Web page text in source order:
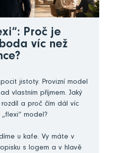
Proč je
víc než
jistoty. Provizní model
vlastním příjmem. Jaký
a proč čím dál víc
model?
u kafe. Vy máte v
s logem a v hlavě